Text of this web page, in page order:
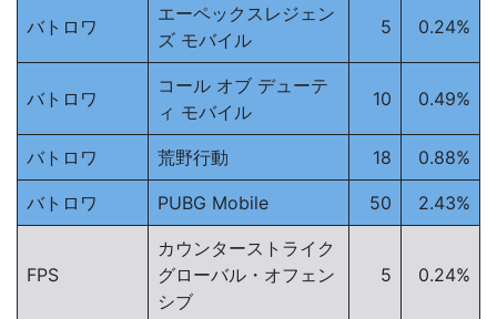
バトロワ
エーペックスレジェン
ズ モバイル
5 0.24%
バトロワ
コール オブ デューテ
ィ モバイル
10 0.49%
バトロワ 荒野行動 18 0.88%
バトロワ PUBG Mobile 50 2.43%
FPS
カウンターストライク
グローバル・オフェン
シブ
5 0.24%